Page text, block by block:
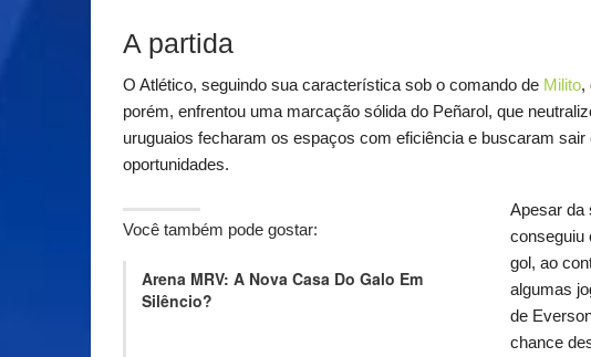
A partida
O Atlético, seguindo sua característica sob o comando de Milito,
porém, enfrentou uma marcação sólida do Peñarol, que
uruguaios fecharam os espaços com eficiência e buscaram
oportunidades.
Você também pode gostar:
Arena MRV: A Nova Casa Do Galo Em
Silêncio?
Apesar da
conseguiu
gol, ao
algumas
de
chance